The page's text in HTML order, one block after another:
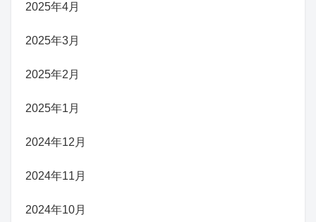
2025年4月
2025年3月
2025年2月
2025年1月
2024年12月
2024年11月
2024年10月